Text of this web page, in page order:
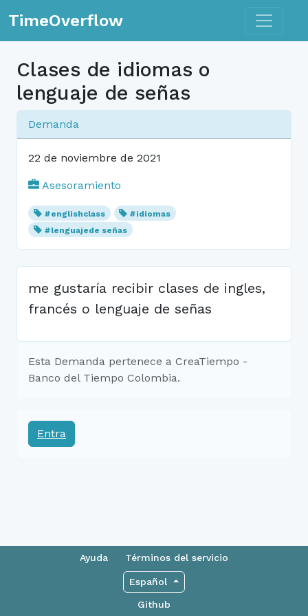
TimeOverflow Toggle
Clases de idiomas o
lenguaje de señas
Demanda
22 de noviembre de 2021
Asesoramiento
#englishclass
#idiomas
#lenguajede señas
me gustaría recibir clases de ingles,
francés o lenguaje de señas
Esta Demanda pertenece a CreaTiempo -
Banco del Tiempo Colombia.
Entra
Ayuda Términos del servicio
Español
Github